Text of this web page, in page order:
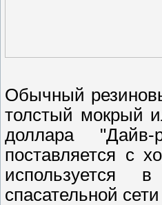
Обычный
толстый мокрый
доллара "Дайв-
поставляется с
используется
спасательной